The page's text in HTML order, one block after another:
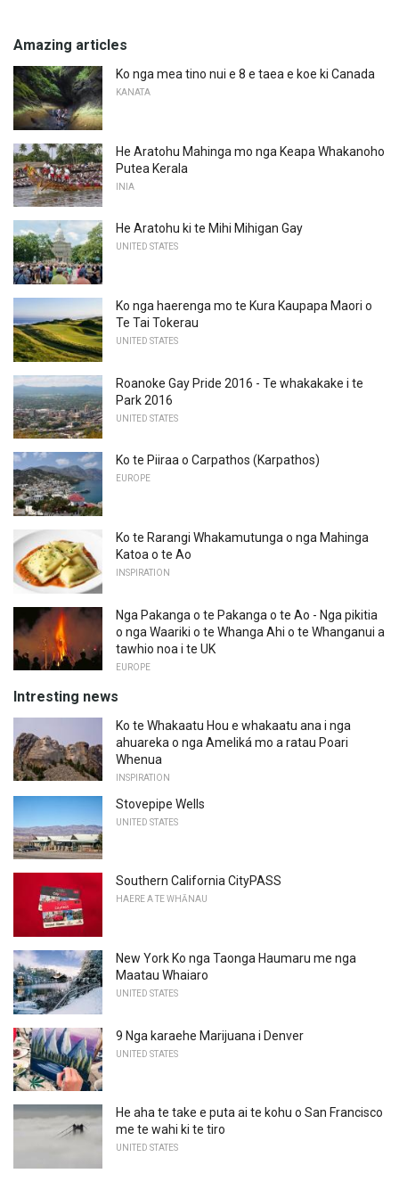
Amazing articles
Ko nga mea tino nui e 8 e taea e koe ki Canada
KANATA
He Aratohu Mahinga mo nga Keapa Whakanoho
Putea Kerala
INIA
He Aratohu ki te Mihi Mihigan Gay
UNITED STATES
Ko nga haerenga mo te Kura Kaupapa Maori o
Te Tai Tokerau
UNITED STATES
Roanoke Gay Pride 2016 - Te whakakake i te
Park 2016
UNITED STATES
Ko te Piiraa o Carpathos (Karpathos)
EUROPE
Ko te Rarangi Whakamutunga o nga Mahinga
Katoa o te Ao
INSPIRATION
Nga Pakanga o te Pakanga o te Ao - Nga pikitia
o nga Waariki o te Whanga Ahi o te Whanganui a
tawhio noa i te UK
EUROPE
Intresting news
Ko te Whakaatu Hou e whakaatu ana i nga
ahuareka o nga Ameliká mo a ratau Poari
Whenua
INSPIRATION
Stovepipe Wells
UNITED STATES
Southern California CityPASS
HAERE A TE WHĀNAU
New York Ko nga Taonga Haumaru me nga
Maatau Whaiaro
UNITED STATES
9 Nga karaehe Marijuana i Denver
UNITED STATES
He aha te take e puta ai te kohu o San Francisco
me te wahi ki te tiro
UNITED STATES